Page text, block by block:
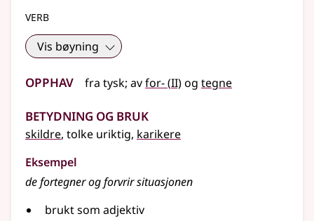
verb
Vis bøyning
Opphav fra tysk; avfor-(2
II)og tegne
Betydning og bruk
skildre, tolke uriktig, karikere
Eksempel
de fortegner og forvrir situasjonen
brukt som adjektiv